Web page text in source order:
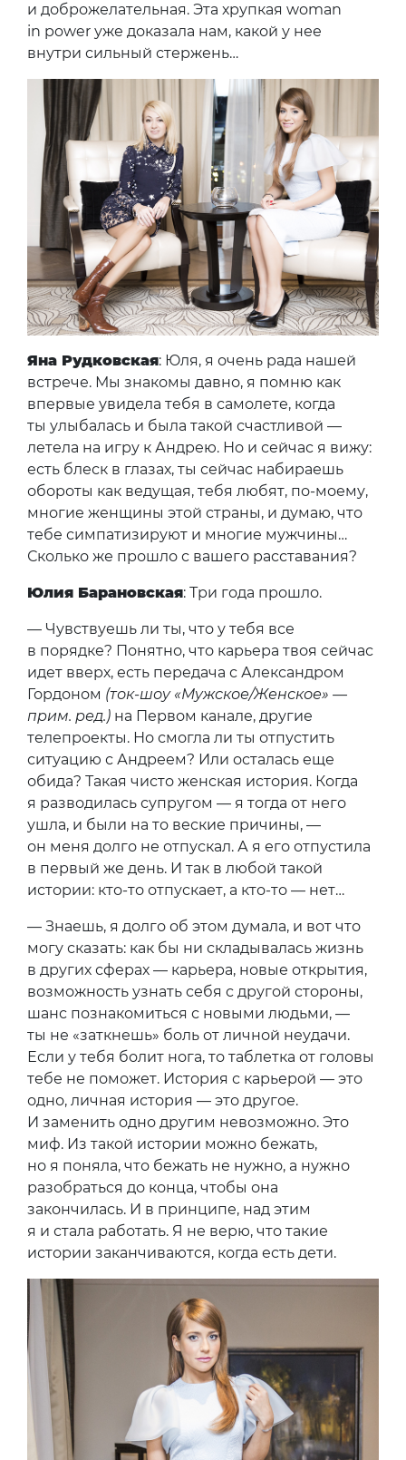
и доброжелательная. Эта хрупкая woman
in power уже доказала нам, какой у нее
внутри сильный стержень…
Яна Рудковская: Юля, я очень рада нашей
встрече. Мы знакомы давно, я помню как
впервые увидела тебя в самолете, когда
ты улыбалась и была такой счастливой —
летела на игру к Андрею. Но и сейчас я вижу:
есть блеск в глазах, ты сейчас набираешь
обороты как ведущая, тебя любят, по-моему,
многие женщины этой страны, и думаю, что
тебе симпатизируют и многие мужчины…
Сколько же прошло с вашего расставания?
Юлия Барановская: Три года прошло.
— Чувствуешь ли ты, что у тебя все
в порядке? Понятно, что карьера твоя сейчас
идет вверх, есть передача с Александром
Гордоном (ток-шоу «Мужское/Женское» —
прим. ред.) на Первом канале, другие
телепроекты. Но смогла ли ты отпустить
ситуацию с Андреем? Или осталась еще
обида? Такая чисто женская история. Когда
я разводилась супругом — я тогда от него
ушла, и были на то веские причины, —
он меня долго не отпускал. А я его отпустила
в первый же день. И так в любой такой
истории: кто-то отпускает, а кто-то — нет…
— Знаешь, я долго об этом думала, и вот что
могу сказать: как бы ни складывалась жизнь
в других сферах — карьера, новые открытия,
возможность узнать себя с другой стороны,
шанс познакомиться с новыми людьми, —
ты не «заткнешь» боль от личной неудачи.
Если у тебя болит нога, то таблетка от головы
тебе не поможет. История с карьерой — это
одно, личная история — это другое.
И заменить одно другим невозможно. Это
миф. Из такой истории можно бежать,
но я поняла, что бежать не нужно, а нужно
разобраться до конца, чтобы она
закончилась. И в принципе, над этим
я и стала работать. Я не верю, что такие
истории заканчиваются, когда есть дети.